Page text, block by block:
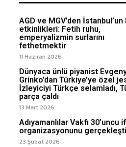
AGD ve MGV’den İstanbul’un
etkinlikleri: Fetih ruhu,
emperyalizmin surlarını
fethetmektir
11 Haziran 2026
Dünyaca ünlü piyanist
Grinko’dan Türkiye’ye özel
İzleyiciyi Türkçe selamladı,
parça çaldı
13 Mart 2026
Adıyamanlılar Vakfı 30’uncu
organizasyonunu
23 Şubat 2026